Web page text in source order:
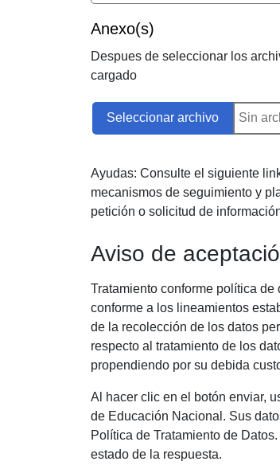
Anexo(s)
Despues de seleccionar los
cargado
Seleccionar archivo Sin
Ayudas: Consulte el siguiente
mecanismos de seguimiento y
petición o solicitud de
Aviso de
Tratamiento conforme política
conforme a los lineamientos
de la recolección de los datos
respecto al tratamiento de los
propendiendo por su debida
Al hacer clic en el botón enviar,
de Educación Nacional. Sus
Política de Tratamiento de
estado de la respuesta.